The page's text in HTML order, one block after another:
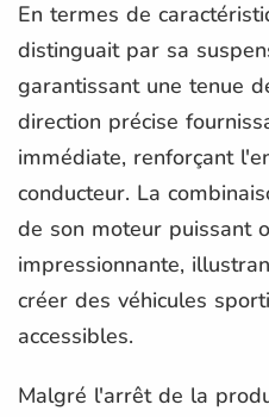
En termes de
distinguait par sa
garantissant une tenue
direction précise
immédiate, renforçant
conducteur. La
de son moteur puissant
impressionnante,
créer des véhicules
accessibles.
Malgré l'arrêt de la